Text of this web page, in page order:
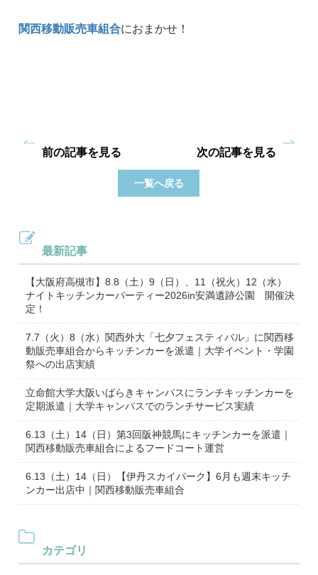
関西移動販売車組合におまかせ！
前の記事を見る
一覧へ戻る
次の記事を見る
最新記事
【大阪府高槻市】8.8（土）9（日）、11（祝火）12（水）
ナイトキッチンカーパーティー2026in安満遺跡公園 開催決
定！
7.7（火）8（水）関西外大「七夕フェスティバル」に関西移
動販売車組合からキッチンカーを派遣｜大学イベント・学園
祭への出店実績
立命館大学大阪いばらきキャンパスにランチキッチンカーを
定期派遣｜大学キャンパスでのランチサービス実績
6.13（土）14（日）第3回阪神競馬にキッチンカーを派遣｜
関西移動販売車組合によるフードコート運営
6.13（土）14（日）【伊丹スカイパーク】6月も週末キッチ
ンカー出店中｜関西移動販売車組合
カテゴリ